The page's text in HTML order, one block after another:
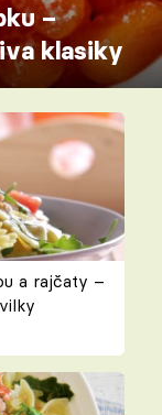
–
klasiky
a rajčaty –